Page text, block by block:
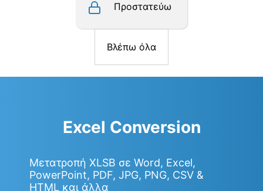
Προστατεύω
Βλέπω όλα
Excel Conversion
Μετατροπή XLSB σε Word, Excel,
PowerPoint, PDF, JPG, PNG, CSV &
HTML και άλλα